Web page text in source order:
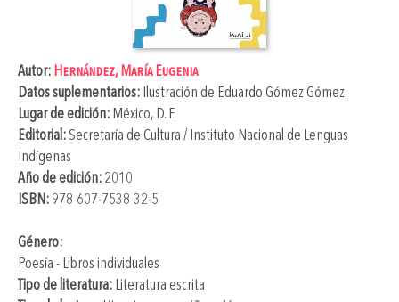
Autor: Hernández, María Eugenia
Datos suplementarios: Ilustración de Eduardo Gómez Gómez.
Lugar de edición: México, D. F.
Editorial:Secretaría de Cultura / Instituto Nacional de Lenguas
Indígenas
Año de edición: 2010
ISBN: 978-607-7538-32-5
Género:
Poesía - Libros individuales
Tipo de literatura: Literatura escrita